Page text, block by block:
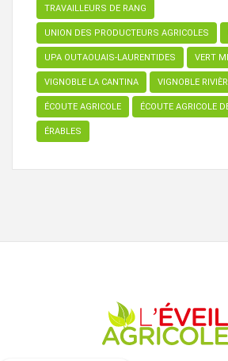
TRAVAILLEURS DE RANG
UNION DES PRODUCTEURS AGRICOLES
UPA OUTAOUAIS-LAURENTIDES VERT
VIGNOBLE LA CANTINA VIGNOBLE
ÉCOUTE AGRICOLE ÉCOUTE AGRICOLE
ÉRABLES